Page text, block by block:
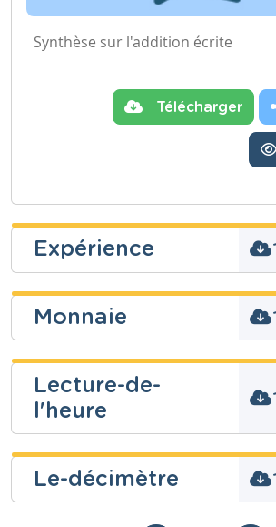
Synthèse sur l'addition écrite
Télécharger
Expérience
Niveau
Fondamental
Cours
Eveil scientifique
Année
Monnaie
Niveau
Fondamental
Mathématiques
Année
Lecture-de-
l'heure
Niveau
Le-décimètre